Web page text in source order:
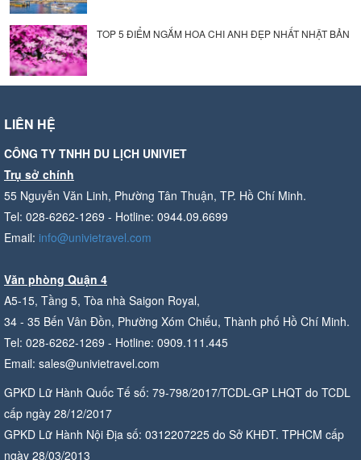
TOP 5 ĐIỂM NGẮM HOA CHI ANH ĐẸP NHẤT NHẬT BẢN
LIÊN HỆ
CÔNG TY TNHH DU LỊCH UNIVIET
Trụ sở chính
55 Nguyễn Văn Linh, Phường Tân Thuận, TP. Hồ Chí Minh.
Tel: 028-6262-1269 - Hotline: 0944.09.6699
Email: info@univietravel.com
Văn phòng Quận 4
A5-15, Tầng 5, Tòa nhà Saigon Royal,
34 - 35 Bến Vân Đồn, Phường Xóm Chiếu, Thành phố Hồ Chí Minh.
Tel: 028-6262-1269 - Hotline: 0909.111.445
Email: sales@univietravel.com
GPKD Lữ Hành Quốc Tế số: 79-798/2017/TCDL-GP LHQT do TCDL
cấp ngày 28/12/2017
GPKD Lữ Hành Nội Địa số: 0312207225 do Sở KHĐT. TPHCM cấp
ngày 28/03/2013